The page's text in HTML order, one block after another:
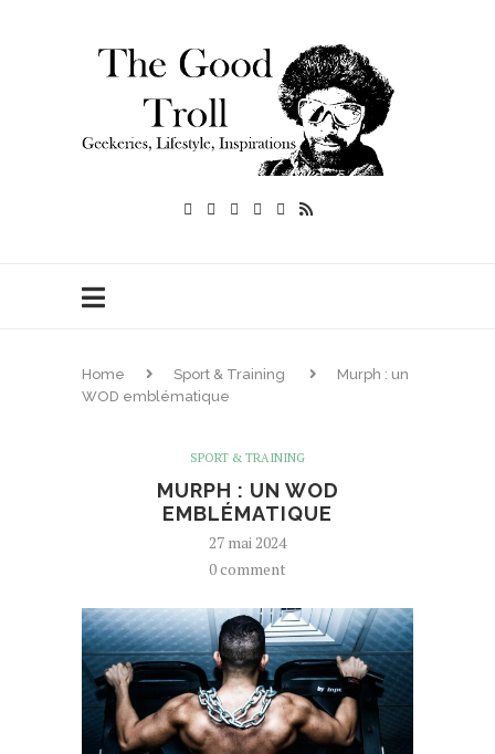
Home Sport & Training
Murph : un
WOD emblématique
SPORT & TRAINING
MURPH : UN WOD
EMBLÉMATIQUE
27 mai 2024
0 comment